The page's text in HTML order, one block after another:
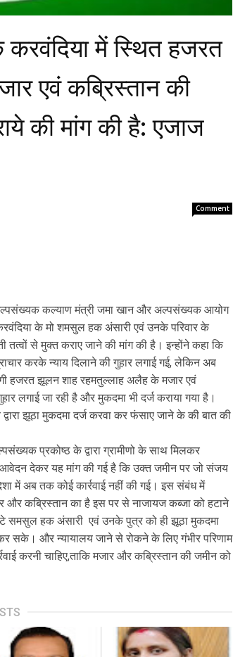
करवंदिया में स्थित हजरत
एवं कब्रिस्तान की
की मांग की है: एजाज
Comment
अल्पसंख्यक कल्याण मंत्री जमा खान और अल्पसंख्यक आयोग
के मो शमसुल हक अंसारी एवं उनके परिवार के
तत्वों से मुक्त कराए जाने की मांग की है। इन्होंने कहा कि
करके न्याय दिलाने की गुहार लगाई गई, लेकिन अब
हजरत झूलन शाह रहमतुल्लाह अलैह के मजार एवं
लगाई जा रही है और मुकदमा भी दर्ज कराया गया है।
झूठा मुकदमा दर्ज करवा कर फंसाए जाने के की बात की
प्रकोष्ठ के द्वारा ग्रामीणो के साथ मिलकर
देकर यह मांग की गई है कि उक्त जमीन पर जो संजय
में अब तक कोई कार्रवाई नहीं की गई। इस संबंध में
और कब्रिस्तान का है इस पर से नाजायज कब्जा को हटाने
समसुल हक अंसारी एवं उनके पुत्र को ही झूठा मुकदमा
सके। और न्यायालय जाने से रोकने के लिए गंभीर परिणाम
करनी चाहिए,ताकि मजार और कब्रिस्तान की जमीन को